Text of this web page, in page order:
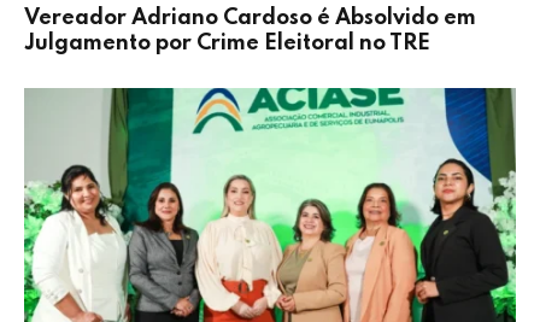
Vereador Adriano Cardoso é Absolvido em
Julgamento por Crime Eleitoral no TRE